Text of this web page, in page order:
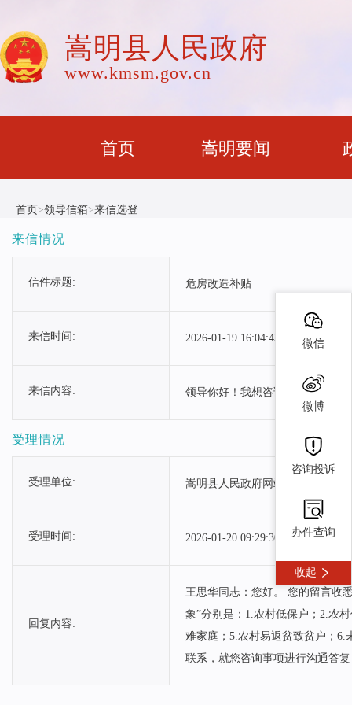
嵩明县人民政府
www.kmsm.gov.cn
首页 嵩明要闻
首页>领导信箱>来信选登
来信情况
信件标题: 危房改造补贴
来信时间: 2026-01-19 16:04:43
来信内容: 领导你好！我想咨询危房改造有
受理情况
受理单位: 嵩明县人民政府网站
受理时间: 2026-01-20 09:29:30
回复内容:
王思华同志：您好。 您的留言收
象”分别是：1.农村低保户；2.农
难家庭；5.农村易返贫致贫户；6.
联系，就您咨询事项进行沟通答
微信
微博
咨询投诉
办件查询
收起